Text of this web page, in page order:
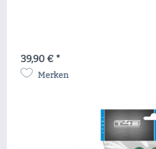
39,90 € *
Merken